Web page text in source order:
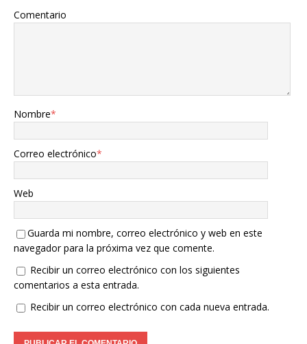
Comentario
Nombre*
Correo electrónico*
Web
Guarda mi nombre, correo electrónico y web en este
navegador para la próxima vez que comente.
Recibir un correo electrónico con los siguientes
comentarios a esta entrada.
Recibir un correo electrónico con cada nueva entrada.